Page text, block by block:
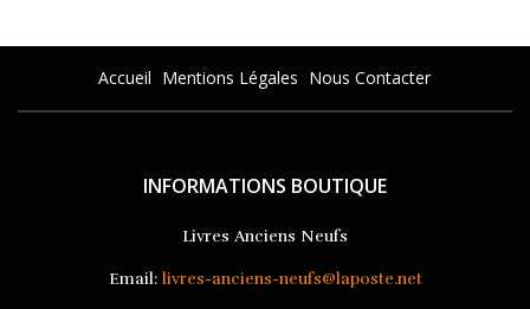
Accueil Mentions Légales Nous Contacter
INFORMATIONS BOUTIQUE
Livres Anciens Neufs
Email: livres-anciens-neufs@laposte.net